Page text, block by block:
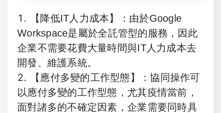
【降低IT人力成本】：由於Google
Workspace是屬於全託管型的服務，因此
企業不需要花費大量時間與IT人力成本去
開發、維護系統。
【應付多變的工作型態】：協同操作可
以應付多變的工作型態，尤其疫情當前，
面對諸多的不確定因素，企業需要同時具